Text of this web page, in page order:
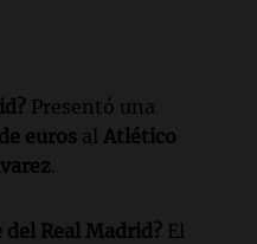
Presentó una
euros al Atlético
.
del Real Madrid? El